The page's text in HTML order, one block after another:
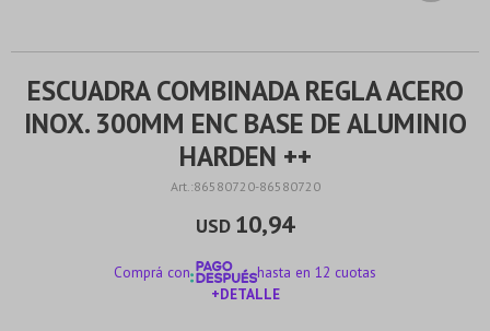
ESCUADRA COMBINADA REGLA ACERO
INOX. 300MM ENC BASE DE ALUMINIO
HARDEN ++
86580720-86580720
USD 10,94
Comprá con
hasta en 12 cuotas
+DETALLE